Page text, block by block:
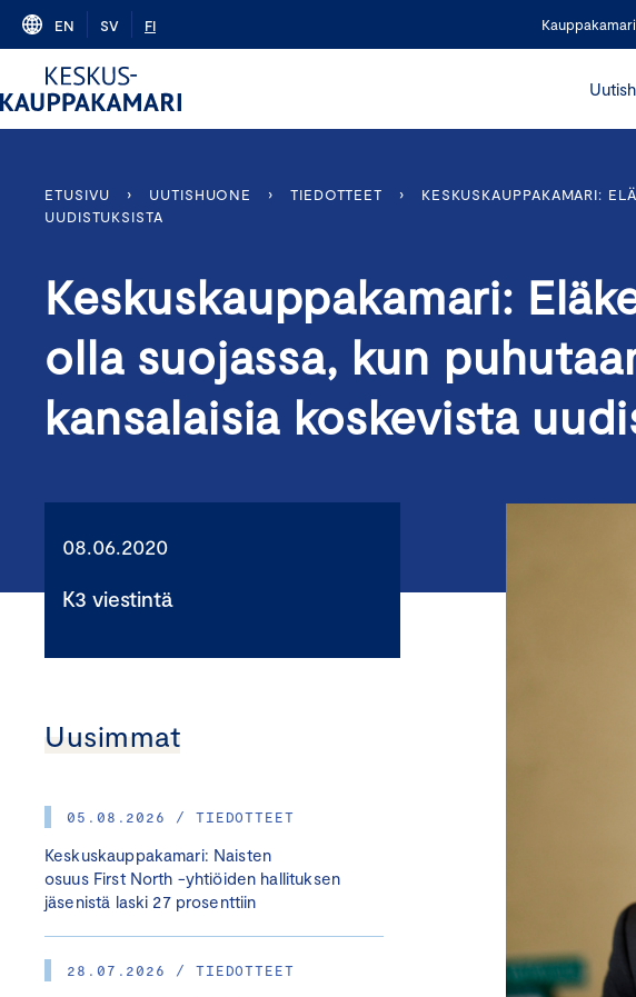
Skip
content
EN SV FI
ETUSIVU › UUTISHUONE › TIEDOTTEET ›
KESKUSKAUPPAKAMARI:
UUDISTUKSISTA
Keskuskauppakamari:
olla suojassa, kun
kansalaisia koskevista
08.06.2020
K3 viestintä
Uusimmat
05.08.2026 / TIEDOTTEET
Keskuskauppakamari: Naisten
osuus First North -yhtiöiden hallituksen
jäsenistä laski 27 prosenttiin
28.07.2026 / TIEDOTTEET